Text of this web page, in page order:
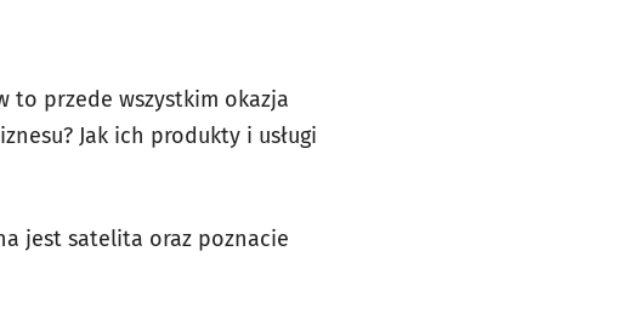
to przede wszystkim okazja
Jak ich produkty i usługi
jest satelita oraz poznacie